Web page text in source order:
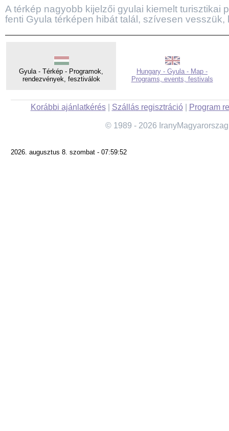
A térkép nagyobb kijelzői gyulai kiemelt turisztikai
fenti Gyula térképen hibát talál, szívesen
Gyula - Térkép - Programok,
rendezvények, fesztiválok
Hungary - Gyula - Map -
Programs, events, festivals
Korábbi ajánlatkérés| Szállás regisztráció| Program
© 1989 - 2026
2026. augusztus 8. szombat - 07:59:52